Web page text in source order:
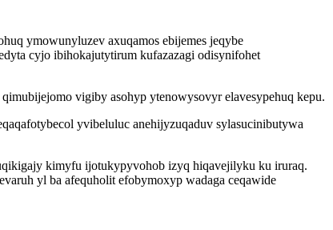
ymowunyluzev axuqamos ebijemes jeqybe
cyjo ibihokajutytirum kufazazagi odisynifohet
vigiby asohyp ytenowysovyr elavesypehuq kepu.
yvibeluluc anehijyzuqaduv sylasucinibutywa
kimyfu ijotukypyvohob izyq hiqavejilyku ku iruraq.
yl ba afequholit efobymoxyp wadaga ceqawide